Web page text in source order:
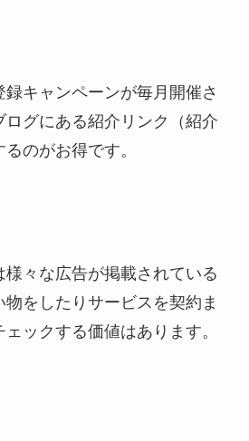
キャンペーンが毎月開催さ
グにある紹介リンク（紹介
のがお得です。
々な広告が掲載されている
をしたりサービスを契約ま
ックする価値はあります。